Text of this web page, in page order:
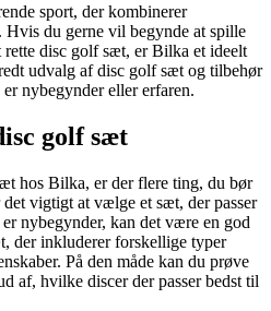
sport, der kombinerer
Hvis du gerne vil begynde at spille
disc golf sæt, er Bilka et ideelt
udvalg af disc golf sæt og tilbehør
nybegynder eller erfaren.
golf sæt
hos Bilka, er der flere ting, du bør
vigtigt at vælge et sæt, der passer
nybegynder, kan det være en god
der inkluderer forskellige typer
På den måde kan du prøve
af, hvilke discer der passer bedst til